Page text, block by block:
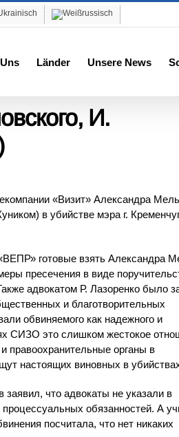
Länder Unsere News
И.
«Визит» Александра
в убийстве мэра г.
готовые взять Александра
пресечения в виде
адвокатом Р. Лазоренко было
и благотворительных
обвиняемого как надежного и
СИЗО это слишком жестокое
правоохранительные органы в
настоящих виновных в
заявил, что адвокаты не указали в
обязанностей. А
посчитала, что нет никаких